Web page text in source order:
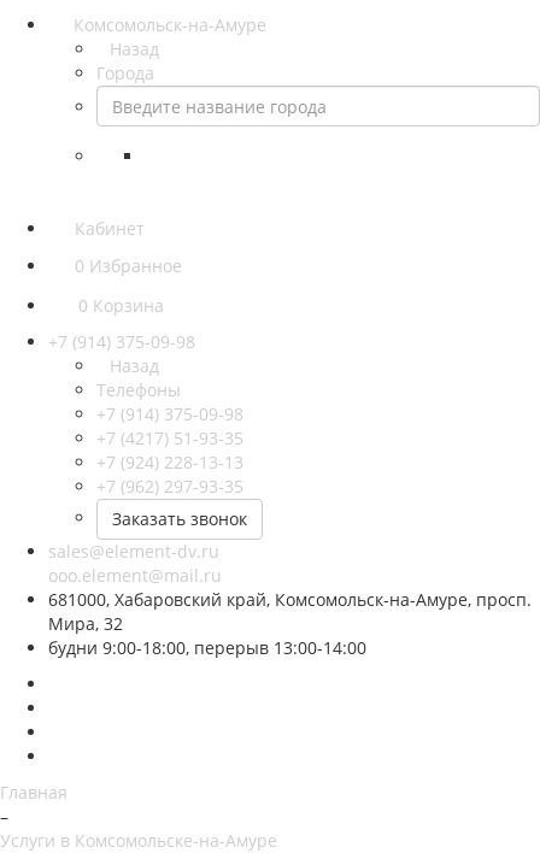
Комсомольск-на-Амуре
Назад
Города
Кабинет
0 Избранное
0 Корзина
+7 (914) 375-09-98
Назад
Телефоны
+7 (914) 375-09-98
+7 (4217) 51-93-35
+7 (924) 228-13-13
+7 (962) 297-93-35
Заказать звонок
sales@element-dv.ru
ooo.element@mail.ru
681000, Хабаровский край, Комсомольск-на-Амуре, просп.
Мира, 32
будни 9:00-18:00, перерыв 13:00-14:00
Главная
–
Услуги в Комсомольске-на-Амуре